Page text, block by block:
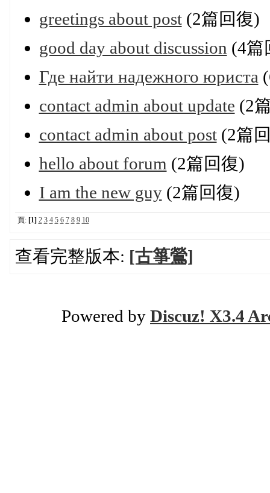
greetings about post(2篇回復)
good day about discussion (4篇
Где найти надежного юриста
contact admin about update (2
contact admin about post(2篇
hello about forum (2篇回復)
I am the new guy(2篇回復)
頁: [1] 2 3 4 5 6 7 8 9 10
查看完整版本: [古箏鶯]
Powered by Discuz! X3.4